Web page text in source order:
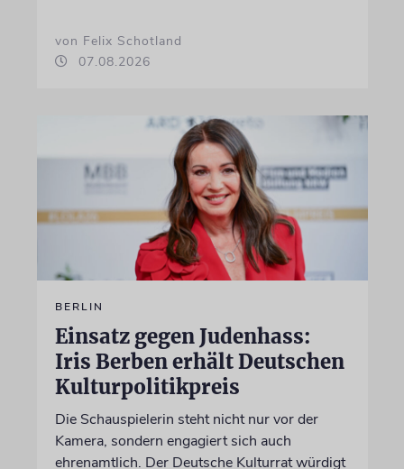
von Felix Schotland
07.08.2026
BERLIN
Einsatz gegen Judenhass:
Iris Berben erhält Deutschen
Kulturpolitikpreis
Die Schauspielerin steht nicht nur vor der
Kamera, sondern engagiert sich auch
ehrenamtlich. Der Deutsche Kulturrat würdigt